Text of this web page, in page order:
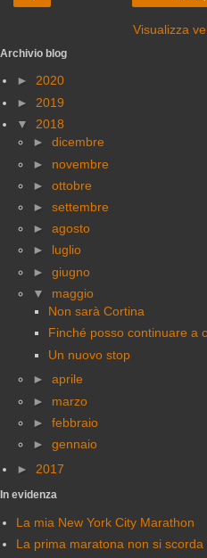
Visualizza
Archivio blog
► 2020
► 2019
▼ 2018
► dicembre
► novembre
► ottobre
► settembre
► agosto
► luglio
► giugno
▼ maggio
Non sarà Cortina
Finché posso continuare a
Un nuovo stop
► aprile
► marzo
► febbraio
► gennaio
► 2017
In evidenza
La mia New York City Marathon
La prima maratona non si scorda